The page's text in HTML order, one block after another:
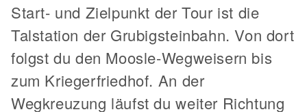
Start- und Zielpunkt der Tour ist die
Talstation der Grubigsteinbahn. Von dort
folgst du den Moosle-Wegweisern bis
zum Kriegerfriedhof. An der
Wegkreuzung läufst du weiter Richtung